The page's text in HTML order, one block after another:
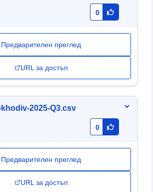
0
Предварителен преглед
URL за достъп
2025-Q3.csv
0
Предварителен преглед
URL за достъп